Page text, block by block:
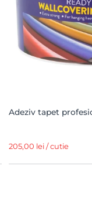
Adeziv tapet
205,00 lei / cutie